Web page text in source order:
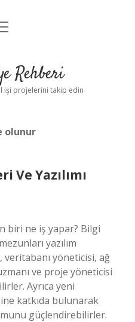
Rehberi
işi projelerini takip edin
olunur
Ve Yazılımı
biri ne iş yapar? Bilgi
yazılım
yöneticisi, ağ
ve proje yöneticisi
Ayrıca yeni
katkıda bulunarak
güçlendirebilirler.